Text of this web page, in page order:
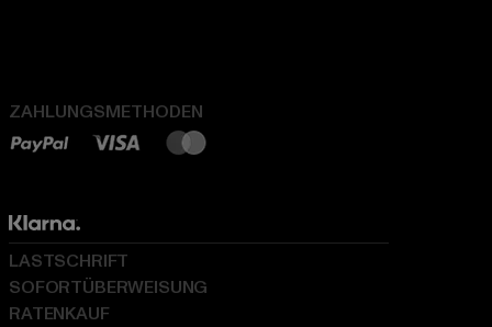
ZAHLUNGSMETHODEN
LASTSCHRIFT
SOFORTÜBERWEISUNG
RATENKAUF